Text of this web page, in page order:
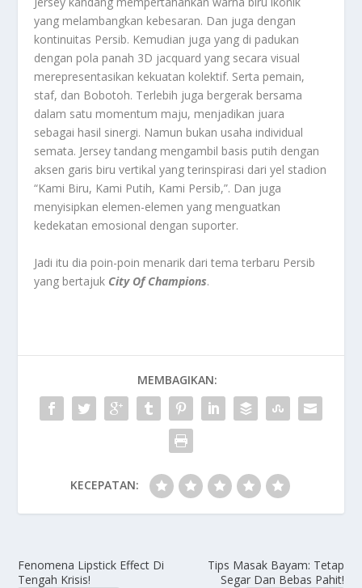
yang melambangkan kebesaran. Dan juga dengan
kontinuitas Persib. Kemudian juga yang di padukan
dengan pola panah 3D jacquard yang secara visual
merepresentasikan kekuatan kolektif. Serta pemain,
staf, dan Bobotoh. Terlebih juga bergerak bersama
dalam satu momentum maju, menjadikan juara
sebagai hasil sinergi. Namun bukan usaha individual
semata. Jersey tandang mengambil basis putih dengan
aksen garis biru vertikal yang terinspirasi dari yel stadion
“Kami Biru, Kami Putih, Kami Persib,”. Dan juga
menyisipkan elemen-elemen yang menguatkan
kedekatan emosional dengan suporter.
Jadi itu dia poin-poin menarik dari tema terbaru Persib
yang bertajuk City Of Champions.
MEMBAGIKAN:
KECEPATAN:
Fenomena Lipstick Effect Di
Tengah Krisis!
Tips Masak Bayam: Tetap
Segar Dan Bebas Pahit!